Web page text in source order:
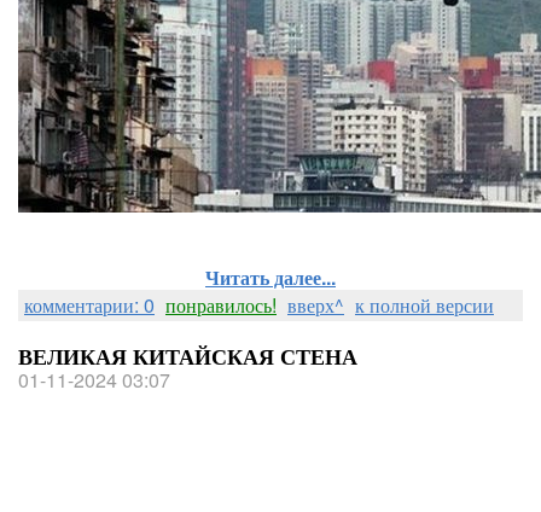
Читать далее...
комментарии: 0 понравилось! вверх^ к полной версии
ВЕЛИКАЯ КИТАЙСКАЯ СТЕНА
01-11-2024 03:07